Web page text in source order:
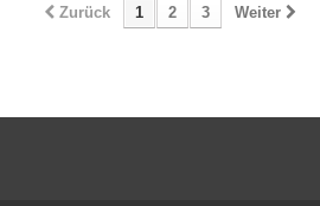
Zurück 1 2 3 Weiter